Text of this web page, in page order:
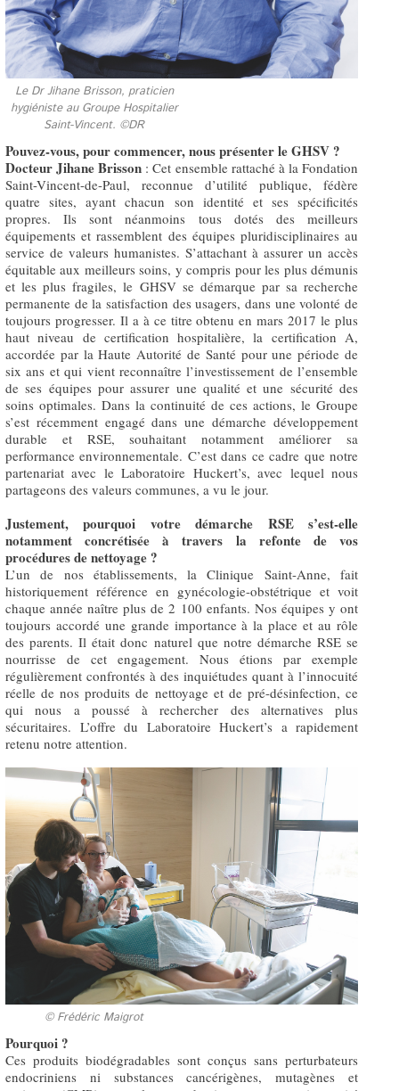
Le Dr Jihane Brisson, praticien
hygiéniste au Groupe Hospitalier
Saint-Vincent. ©DR
Pouvez-vous, pour commencer, nous présenter le GHSV ?
Docteur Jihane Brisson : Cet ensemble rattaché à la Fondation
Saint-Vincent-de-Paul, reconnue d’utilité publique, fédère
quatre sites, ayant chacun son identité et ses spécificités
propres. Ils sont néanmoins tous dotés des meilleurs
équipements et rassemblent des équipes pluridisciplinaires au
service de valeurs humanistes. S’attachant à assurer un accès
équitable aux meilleurs soins, y compris pour les plus démunis
et les plus fragiles, le GHSV se démarque par sa recherche
permanente de la satisfaction des usagers, dans une volonté de
toujours progresser. Il a à ce titre obtenu en mars 2017 le plus
haut niveau de certification hospitalière, la certification A,
accordée par la Haute Autorité de Santé pour une période de
six ans et qui vient reconnaître l’investissement de l’ensemble
de ses équipes pour assurer une qualité et une sécurité des
soins optimales. Dans la continuité de ces actions, le Groupe
s’est récemment engagé dans une démarche développement
durable et RSE, souhaitant notamment améliorer sa
performance environnementale. C’est dans ce cadre que notre
partenariat avec le Laboratoire Huckert’s, avec lequel nous
partageons des valeurs communes, a vu le jour.
Justement, pourquoi votre démarche RSE s’est-elle
notamment concrétisée à travers la refonte de vos
procédures de nettoyage ?
L’un de nos établissements, la Clinique Saint-Anne, fait
historiquement référence en gynécologie-obstétrique et voit
chaque année naître plus de 2 100 enfants. Nos équipes y ont
toujours accordé une grande importance à la place et au rôle
des parents. Il était donc naturel que notre démarche RSE se
nourrisse de cet engagement. Nous étions par exemple
régulièrement confrontés à des inquiétudes quant à l’innocuité
réelle de nos produits de nettoyage et de pré-désinfection, ce
qui nous a poussé à rechercher des alternatives plus
sécuritaires. L’offre du Laboratoire Huckert’s a rapidement
retenu notre attention.
© Frédéric Maigrot
Pourquoi ?
Ces produits biodégradables sont conçus sans perturbateurs
endocriniens ni substances cancérigènes, mutagènes et